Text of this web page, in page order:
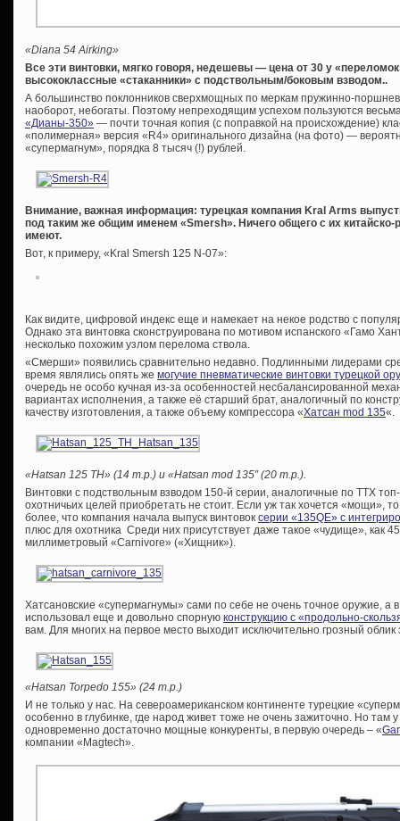
«Diana 54 Airking»
Все эти винтовки, мягко говоря, недешевы — цена от 30 у
высококлассные «стаканники» с подствольным/боковым взводом..
А большинство поклонников сверхмощных по меркам пружинно-
наоборот, небогаты. Поэтому непреходящим успехом пользуются
«Дианы-350» — почти точная копия (с поправкой на происхождение)
«полимерная» версия «R4» оригинального дизайна (на фото) —
«супермагнум», порядка 8 тысяч (!) рублей.
Внимание, важная информация: турецкая компания Kral Arms
под таким же общим именем «Smersh». Ничего общего с их
имеют.
Вот, к примеру, «Kral Smersh 125 N-07»:
Как видите, цифровой индекс еще и намекает на некое родство с
Однако эта винтовка сконструирована по мотивом испанского «Гамо
несколько похожим узлом перелома ствола.
«Смерши» появились сравнительно недавно. Подлинными лидерами
время являлись опять же могучие пневматические винтовки турецкой
очередь не особо кучная из-за особенностей несбалансированной
вариантах исполнения, а также её старший брат, аналогичный по
качеству изготовления, а также объему компрессора «Хатсан mod 135«.
«Hatsan 125 TH» (14 т.р.) и «Hatsan mod 135″ (20 т.р.).
Винтовки с подствольным взводом 150-й серии, аналогичные по ТТХ
охотничьих целей приобретать не стоит. Если уж так хочется «мощи»,
более, что компания начала выпуск винтовок серии «135QE» с
плюс для охотника Среди них присутствует даже такое «чудище», как
миллиметровый «Carnivore» («Хищник»).
Хатсановские «супермагнумы» сами по себе не очень точное оружие, а
использовал еще и довольно спорную конструкцию с «продольно-
вам. Для многих на первое место выходит исключительно грозный облик
«Hatsan Torpedo 155» (24 т.р.)
И не только у нас. На североамериканском континенте турецкие
особенно в глубинке, где народ живет тоже не очень зажиточно. Но там
одновременно достаточно мощные конкуренты, в первую очередь – «
компании «Magtech».